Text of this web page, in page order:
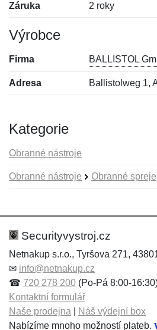
Záruka 2 roky
Výrobce
Firma BALLISTOL
Adresa Ballistolweg 1,
Kategorie
Obranné nástroje
Obranné nástroje Obranné spreje
Hodnocení:
Jméno: *
Jméno:
E-mail:*
Securityvystroj.cz
Netnakup s.r.o., Tyršova 271,
✉ info@netnakup.cz
☎ 720 278 200 (Po-Pá 8:00-
Kontaktní formulář
Naše prodejna
Náš výdejní box
Nabízíme mnoho možností plateb.